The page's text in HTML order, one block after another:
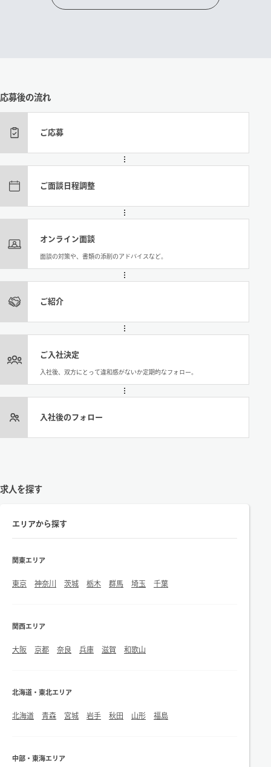
応募後の流れ
ご応募
ご面談日程調整
オンライン面談
面談の対策や、書類の添削のアドバイスなど。
ご紹介
ご入社決定
入社後、双方にとって違和感がないか定期的なフォロー。
入社後のフォロー
求人を探す
エリアから探す
関東エリア
東京 神奈川 茨城 栃木 群馬 埼玉 千葉
関西エリア
大阪 京都 奈良 兵庫 滋賀 和歌山
北海道・東北エリア
北海道 青森 宮城 岩手 秋田 山形 福島
中部・東海エリア